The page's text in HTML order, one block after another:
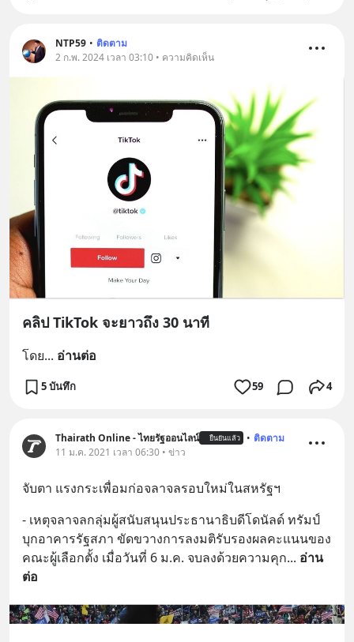
NTP59 • ติดตาม
2 ก.พ. 2024 เวลา 03:10 • ความคิดเห็น
คลิป TikTok จะยาวถึง 30 นาที
โดย... อ่านต่อ
5 บันทึก 59 4
Thairath Online - ไทยรัฐออนไลน์ ยืนยันแล้ว • ติดตาม
11 ม.ค. 2021 เวลา 06:30 • ข่าว
จับตา แรงกระเพื่อมก่อจลาจลรอบใหม่ในสหรัฐฯ
- เหตุจลาจลกลุ่มผู้สนับสนุนประธานาธิบดีโดนัลด์ ทรัมป์
บุกอาคารรัฐสภา ขัดขวางการลงมติรับรองผลคะแนนของ
คณะผู้เลือกตั้ง เมื่อวันที่ 6 ม.ค. จบลงด้วยความคุก... อ่าน
ต่อ